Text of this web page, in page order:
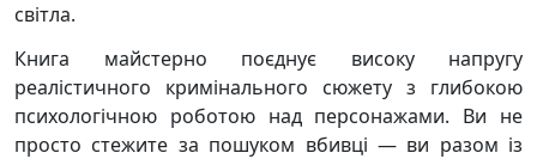
світла.
Книга майстерно поєднує високу напругу
реалістичного кримінального сюжету з глибокою
психологічною роботою над персонажами. Ви не
просто стежите за пошуком вбивці — ви разом із